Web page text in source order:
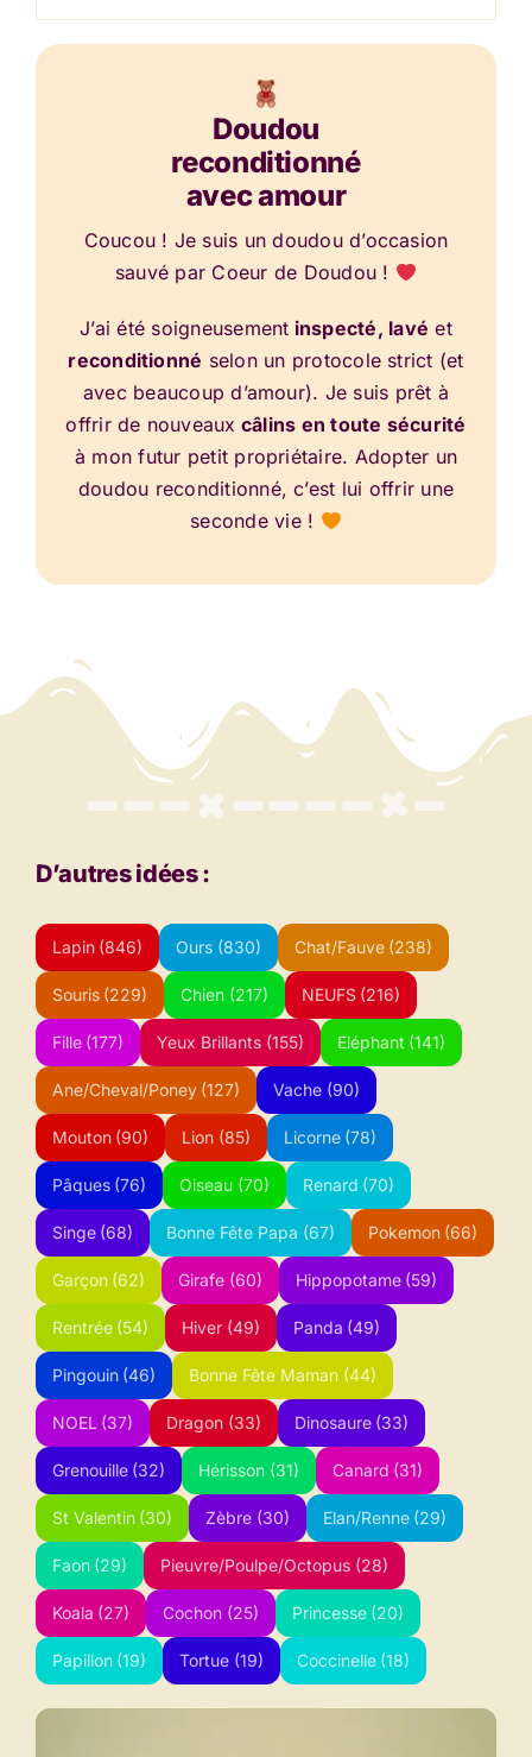
Doudou
reconditionné
avec amour
Coucou ! Je suis un doudou d’occasion
sauvé par Coeur de Doudou !
J’ai été soigneusement inspecté, lavé et
reconditionné selon un protocole strict (et
avec beaucoup d’amour). Je suis prêt à
offrir de nouveaux câlins en toute sécurité
à mon futur petit propriétaire. Adopter un
doudou reconditionné, c’est lui offrir une
seconde vie !
D’autres idées :
Lapin (846) Ours (830) Chat/Fauve (238)
Souris (229) Chien (217) NEUFS (216)
Fille (177) Yeux Brillants (155) Eléphant (141)
Ane/Cheval/Poney (127) Vache (90)
Mouton (90) Lion (85) Licorne (78)
Pâques (76) Oiseau (70) Renard (70)
Singe (68) Bonne Fête Papa (67) Pokemon (66)
Garçon (62) Girafe (60) Hippopotame (59)
Rentrée (54) Hiver (49) Panda (49)
Pingouin (46) Bonne Fête Maman (44)
NOEL (37) Dragon (33) Dinosaure (33)
Grenouille (32) Hérisson (31) Canard (31)
St Valentin (30) Zèbre (30) Elan/Renne (29)
Faon (29) Pieuvre/Poulpe/Octopus (28)
Koala (27) Cochon (25) Princesse (20)
Papillon (19) Tortue (19) Coccinelle (18)